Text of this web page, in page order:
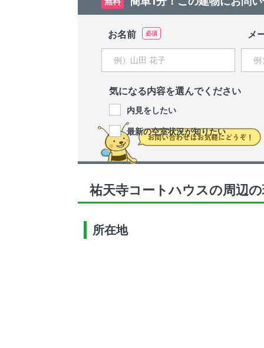
お名前 メ
気になる内容を選んでください
内見をしたい
最新の空室状況が知りたい
祐天寺コートハウスの周辺
所在地